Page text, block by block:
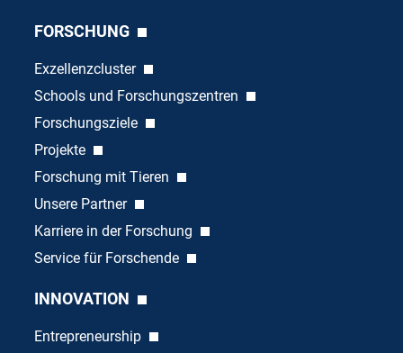
FORSCHUNG
Exzellenzcluster
Schools und Forschungszentren
Forschungsziele
Projekte
Forschung mit Tieren
Unsere Partner
Karriere in der Forschung
Service für Forschende
INNOVATION
Entrepreneurship